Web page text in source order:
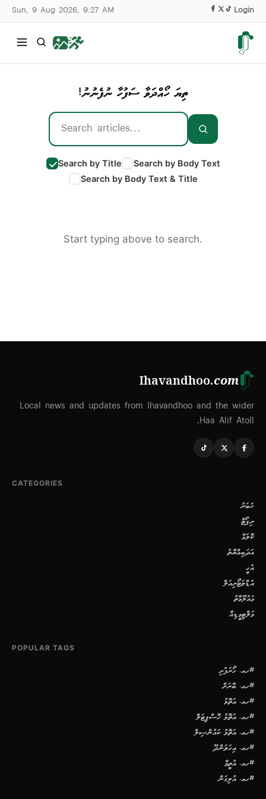
Sun, 9 Aug 2026, 9:27 AM Login
ތިޔަ ހޯއްދަވާ ސަފުހާ ނުފެނުނު!
Search by Title
Search by Body Text
Search by Body Text & Title
Start typing above to search.
Ihavandhoo.com
Local news and updates from Ihavandhoo and the wider
Haa Alif Atoll.
CATEGORIES
ޚަބަރު
ރިޕޯޓް
ކޮލަމް
އަދަބިއްޔާތު
އެހީ
އެޑްވަޓޯރިއަލް
މައުލޫމާތު
މަލްޓިމީޑިއާ
POPULAR TAGS
#ހއ. ހޯރަފުށި
#ހއ. ބާރަށް
#ހއ. އަތޮޅު
#ހއ. އަތޮޅު ހޮސްޕިޓަލް
#ހއ. އަތޮޅު ކައުންސިލް
#ހއ. އިހަވަންދޫ
#ހއ. އުތީމް
#ހއ. އުލިގަން